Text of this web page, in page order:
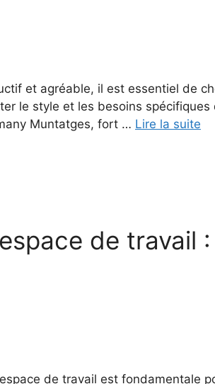
et agréable, il est essentiel de
le style et les besoins spécifiques
Muntatges, fort … Lire la suite
de
de travail est